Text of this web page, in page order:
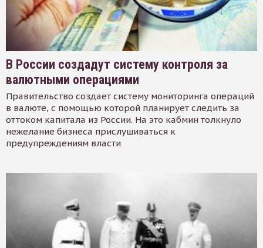
В России создадут систему контроля за
валютными операциями
Правительство создает систему мониторинга операций
в валюте, с помощью которой планирует следить за
оттоком капитала из России. На это кабмин толкнуло
нежелание бизнеса прислушиваться к
предупреждениям власти